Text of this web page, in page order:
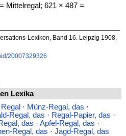
Mittelregal; 621 × 487 =
Lexikon, Band 16. Leipzig 1908,
20007329326
Lexika
Regal · Münz-Regal, das ·
Regal, das · Regal-Papier, das ·
das · Apfel-Regāl, das ·
Regal, das · Jagd-Regal, das